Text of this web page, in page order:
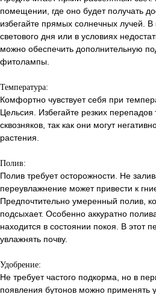
помещении, где оно будет получать
избегайте прямых солнечных лучей.
светового дня или в условиях
можно обеспечить дополнительную
фитолампы.
Температура:
Комфортно чувствует себя при
Цельсия. Избегайте резких
сквозняков, так как они могут
растения.
Полив:
Полив требует осторожности. Не
переувлажнение может привести к
Предпочтительно умеренный полив,
подсыхает. Особенно аккуратно
находится в состоянии покоя. В этот
увлажнять почву.
Удобрение:
Не требует частого подкорма, но в
появления бутонов можно применять